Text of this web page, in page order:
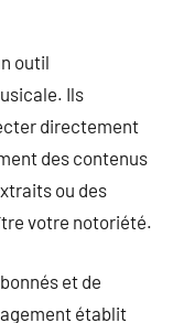
outil
Ils
directement
des contenus
ou des
votre notoriété.
et de
établit